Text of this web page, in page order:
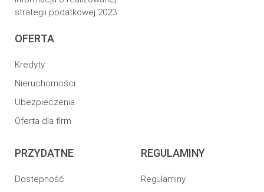
strategii podatkowej 2023
OFERTA
Kredyty
Nieruchomości
Ubezpieczenia
Oferta dla firm
PRZYDATNE
Dostepność
REGULAMINY
Regulaminy